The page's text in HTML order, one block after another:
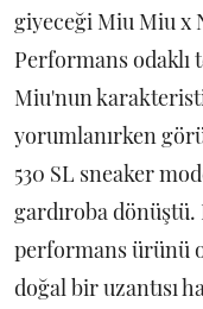
giyeceği Miu Miu x
Performans odaklı
Miu'nun
yorumlanırken
530 SL sneaker
gardıroba dönüştü.
performans ürünü
doğal bir uzantısı